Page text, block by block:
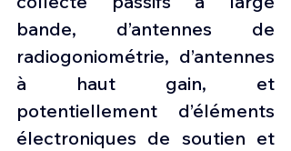
bande, d’antennes de
radiogoniométrie, d’antennes
à haut gain, et
potentiellement d’éléments
électroniques de soutien et